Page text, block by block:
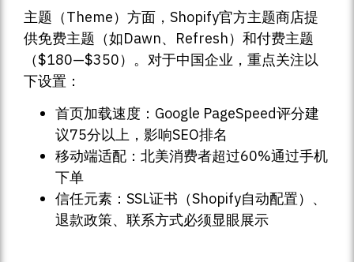
主题（Theme）方面，Shopify官方主题商店提
供免费主题（如Dawn、Refresh）和付费主题
（$180—$350）。对于中国企业，重点关注以
下设置：
首页加载速度：Google PageSpeed评分建
议75分以上，影响SEO排名
移动端适配：北美消费者超过60%通过手机
下单
信任元素：SSL证书（Shopify自动配置）、
退款政策、联系方式必须显眼展示